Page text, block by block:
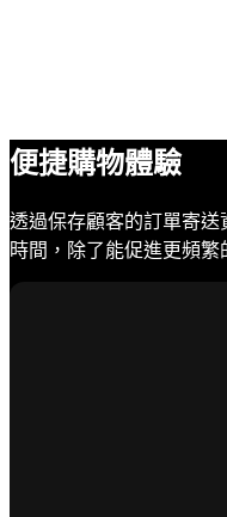
便捷購物體驗
透過保存顧客的訂單寄
時間，除了能促進更頻繁